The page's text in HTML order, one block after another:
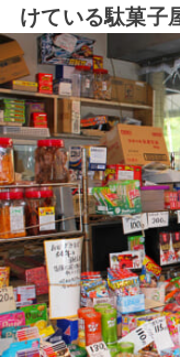
けている駄菓子